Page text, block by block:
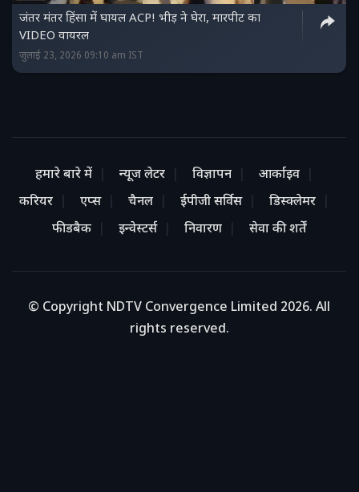
जंतर मंतर हिंसा में घायल ACP! भीड़ ने घेरा, मारपीट का
VIDEO वायरल
जुलाई 23, 2026 09:10 am IST
हमारे बारे में न्यूज लेटर विज्ञापन
आर्काइव
करियर
एप्स चैनल ईपीजी सर्विस
डिस्क्लेमर
फीडबैक
इन्वेस्टर्स निवारण सेवा की शर्तें
© Copyright NDTV Convergence Limited 2026. All
rights reserved.